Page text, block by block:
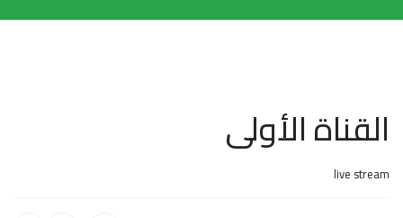
القناة الأولى
live stream